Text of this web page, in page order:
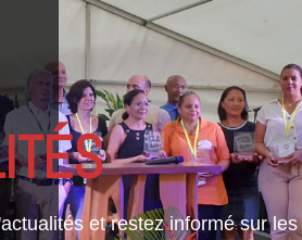
et restez informé sur les